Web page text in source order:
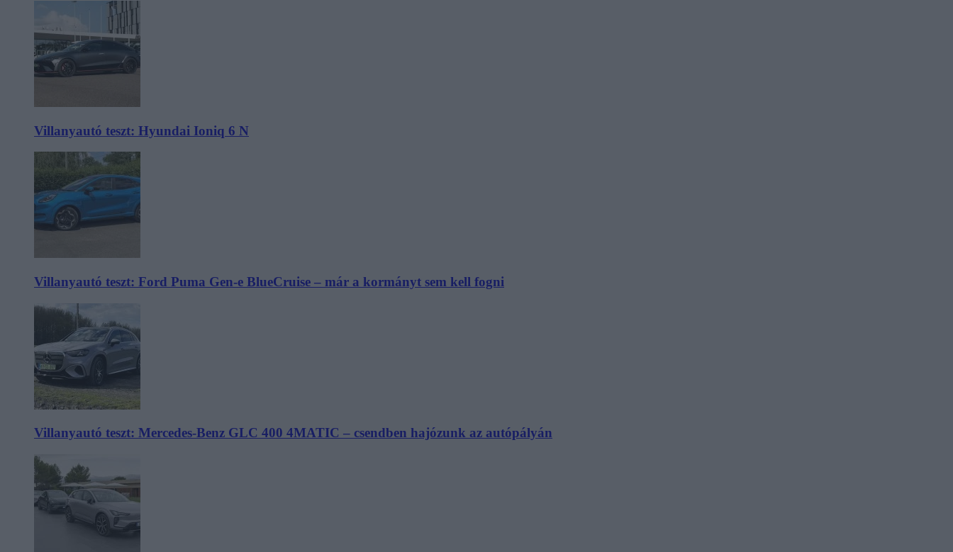
Villanyautó teszt: Hyundai Ioniq 6 N
Villanyautó teszt: Ford Puma Gen-e BlueCruise – már a kormányt sem kell fogni
Villanyautó teszt: Mercedes-Benz GLC 400 4MATIC – csendben hajózunk az autópályán